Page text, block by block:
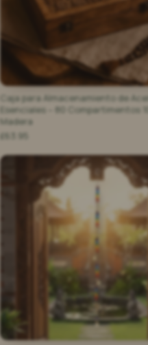
Caja para Almacenamiento de
Esenciales – 80 Compartimentos
Madera
£63.95